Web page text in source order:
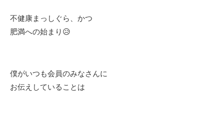
不健康まっしぐら、かつ
肥満への始まり😥
僕がいつも会員のみなさんに
お伝えしていることは